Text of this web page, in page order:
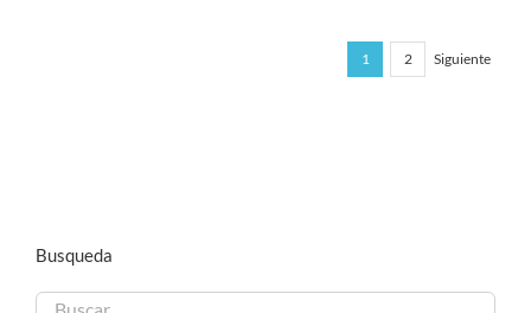
1 2 Siguiente
Busqueda